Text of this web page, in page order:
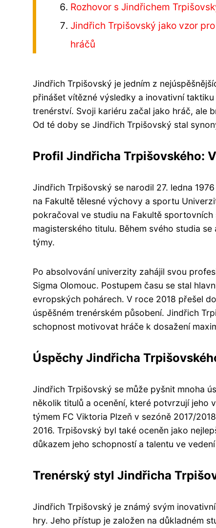
Rozhovor s Jindřichem
Jindřich Trpišovský jako vzor
hráčů
Jindřich Trpišovský je jedním z
přinášet vítězné výsledky a inovativní
trenérství. Svoji kariéru začal jako hráč, ale
Od té doby se Jindřich Trpišovský stal
Profil Jindřicha Trpišovského:
Jindřich Trpišovský se narodil 27. ledna
na Fakultě tělesné výchovy a sportu
pokračoval ve studiu na Fakultě
magisterského titulu. Během svého studia
týmy.
Po absolvování univerzity zahájil svou
Sigma Olomouc. Postupem času se stal
evropských pohárech. V roce 2018 přešel
úspěšném trenérském působení. Jindřich
schopnost motivovat hráče k dosažení
Úspěchy Jindřicha
Jindřich Trpišovský se může pyšnit mnoha
několik titulů a ocenění, které potvrzují jeho
týmem FC Viktoria Plzeň v sezóně 2017/
2016. Trpišovský byl také oceněn jako
důkazem jeho schopností a talentu ve
Trenérský styl Jindřicha
Jindřich Trpišovský je známý svým
hry. Jeho přístup je založen na důkladném